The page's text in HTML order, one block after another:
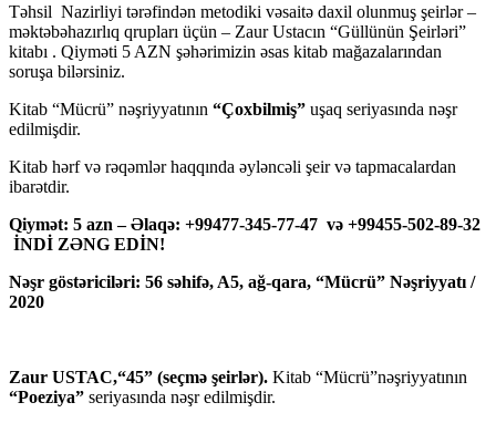
Təhsil Nazirliyi tərəfindən metodiki vəsaitə daxil olunmuş şeirlər –
məktəbəhazırlıq qrupları üçün – Zaur Ustacın “Güllünün Şeirləri”
kitabı . Qiyməti 5 AZN şəhərimizin əsas kitab mağazalarından
soruşa bilərsiniz.
Kitab “Mücrü” nəşriyyatının “Çoxbilmiş” uşaq seriyasında nəşr
edilmişdir.
Kitab hərf və rəqəmlər haqqında əyləncəli şeir və tapmacalardan
ibarətdir.
Qiymət: 5 azn – Əlaqə: +99477-345-77-47 və +99455-502-89-32
İNDİ ZƏNG EDİN!
Nəşr göstəriciləri: 56 səhifə, A5, ağ-qara, “Mücrü” Nəşriyyatı /
2020
Zaur USTAC,“45” (seçmə şeirlər). Kitab “Mücrü”nəşriyyatının
“Poeziya” seriyasında nəşr edilmişdir.